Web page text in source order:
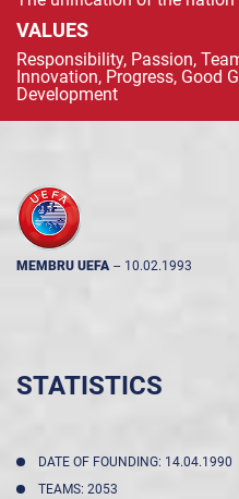
VALUES
Responsibility, Passion,
Innovation, Progress, Good
Development
MEMBRU UEFA -- 10.02.1993
STATISTICS
DATE OF FOUNDING: 14.04.1990
TEAMS: 2053